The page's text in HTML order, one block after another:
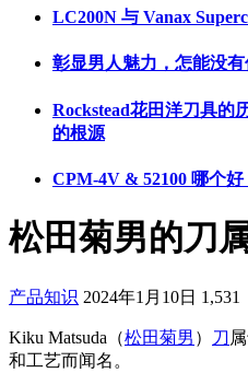
LC200N 与 Vanax
彰显男人魅力，怎能没
Rockstead花田洋刀具的
的根源
CPM-4V & 52100 哪个好
松田菊男的刀
产品知识 2024年1月10日 1,531
Kiku Matsuda（松田菊男 ） 刀
和工艺而闻名。